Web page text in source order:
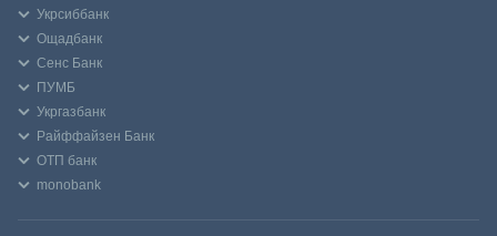
Укрсиббанк
Ощадбанк
Сенс Банк
ПУМБ
Укргазбанк
Райффайзен Банк
ОТП банк
monobank